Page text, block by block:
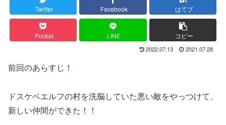
Twitter Facebook はてブ
Pocket LINE コピー
2022.07.13 2021.07.28
前回のあらすじ！
ドスケベエルフの村を洗脳していた悪い敵をやっつけて、
新しい仲間ができた！！